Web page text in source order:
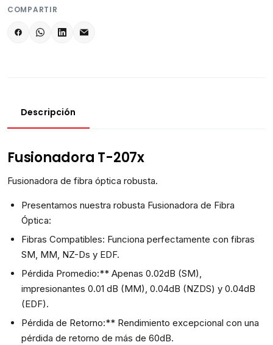
COMPARTIR
Descripción
Fusionadora T-207x
Fusionadora de fibra óptica robusta.
Presentamos nuestra robusta Fusionadora de Fibra
Óptica:
Fibras Compatibles: Funciona perfectamente con fibras
SM, MM, NZ-Ds y EDF.
Pérdida Promedio:** Apenas 0.02dB (SM),
impresionantes 0.01 dB (MM), 0.04dB (NZDS) y 0.04dB
(EDF).
Pérdida de Retorno:** Rendimiento excepcional con una
pérdida de retorno de más de 60dB.